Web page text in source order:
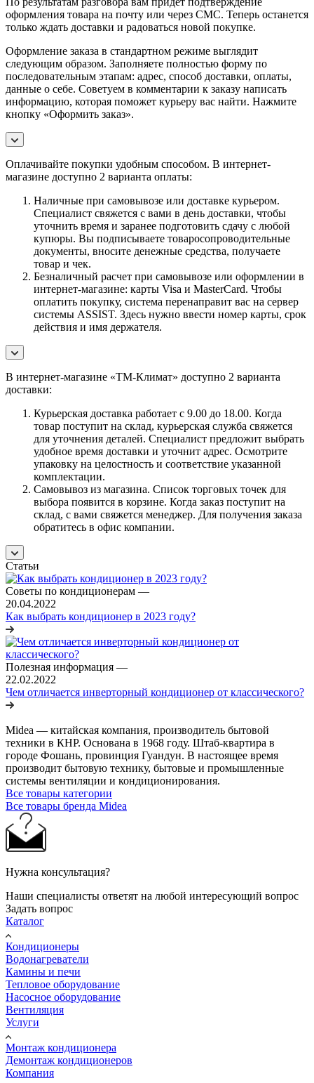
оформления товара на почту или через СМС. Теперь останется
только ждать доставки и радоваться новой покупке.
Оформление заказа в стандартном режиме выглядит
следующим образом. Заполняете полностью форму по
последовательным этапам: адрес, способ доставки, оплаты,
данные о себе. Советуем в комментарии к заказу написать
информацию, которая поможет курьеру вас найти. Нажмите
кнопку «Оформить заказ».
Оплачивайте покупки удобным способом. В интернет-
магазине доступно 2 варианта оплаты:
Наличные при самовывозе или доставке курьером.
Специалист свяжется с вами в день доставки, чтобы
уточнить время и заранее подготовить сдачу с любой
купюры. Вы подписываете товаросопроводительные
документы, вносите денежные средства, получаете
товар и чек.
Безналичный расчет при самовывозе или оформлении в
интернет-магазине: карты Visa и MasterCard. Чтобы
оплатить покупку, система перенаправит вас на сервер
системы ASSIST. Здесь нужно ввести номер карты, срок
действия и имя держателя.
В интернет-магазине «ТМ-Климат» доступно 2 варианта
доставки:
Курьерская доставка работает с 9.00 до 18.00. Когда
товар поступит на склад, курьерская служба свяжется
для уточнения деталей. Специалист предложит выбрать
удобное время доставки и уточнит адрес. Осмотрите
упаковку на целостность и соответствие указанной
комплектации.
Самовывоз из магазина. Список торговых точек для
выбора появится в корзине. Когда заказ поступит на
склад, с вами свяжется менеджер. Для получения заказа
обратитесь в офис компании.
Статьи
Советы по кондиционерам —
20.04.2022
Как выбрать кондиционер в 2023 году?
Полезная информация —
22.02.2022
Чем отличается инверторный кондиционер от классического?
Midea — китайская компания, производитель бытовой
техники в КНР. Основана в 1968 году. Штаб-квартира в
городе Фошань, провинция Гуандун. В настоящее время
производит бытовую технику, бытовые и промышленные
системы вентиляции и кондиционирования.
Все товары категории
Все товары бренда Midea
Нужна консультация?
Наши специалисты ответят на любой интересующий вопрос
Задать вопрос
Каталог
Кондиционеры
Водонагреватели
Камины и печи
Тепловое оборудование
Насосное оборудование
Вентиляция
Услуги
Монтаж кондиционера
Демонтаж кондиционеров
Компания